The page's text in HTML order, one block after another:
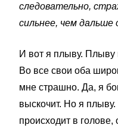
следовательно,
сильнее, чем дальше
И вот я плыву. Плыву
Во все свои оба
мне страшно. Да, я
выскочит. Но я плыву.
происходит в